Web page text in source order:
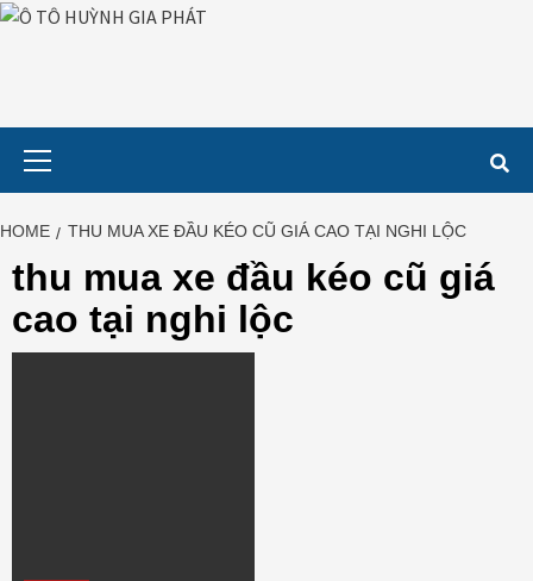
HOME THU MUA XE ĐẦU KÉO CŨ GIÁ CAO TẠI NGHI LỘC
thu mua xe đầu kéo cũ giá
cao tại nghi lộc